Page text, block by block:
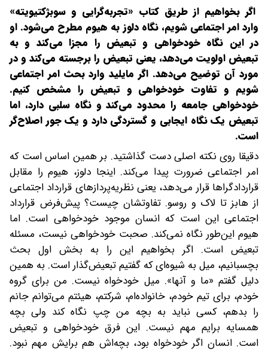
اگر بخواهیم از طریق کتاب «تجربه‌گرایی و سوبژکتیویته»
وارد امر اجتماعی شویم، نگاه دلوز به هیوم مطرح می‌شود. او
در این نگاه خودخواهی و تبعیض را مجزا می‌کند و به
تبعیض اولویت می‌دهد، یعنی تبعیض را برجسته می‌کند و در
مورد آن توضیح می‌دهد. اگر مایلید وارد بحث امر اجتماعی
شویم و تفاوت خودخواهی و تبعیض را مشخص کنیم.
خودخواهی جامعه را محدود می‌کند و نگاه سلبی دارد، اما
تبعیض یک نگاه ایجابی و گستردگی دارد و یک ‌جور اصلاح‌گر
است.
دقیقا روی نکته اصلی دست گذاشتید. بر همین اساس است که
امر اجتماعی ضرورت پیدا می‌کند. اینجا دلوز، هیوم را مقابل
قرارداد‌گراها قرار می‌دهد، یعنی نظریه‌پردازهای قرارداد اجتماعی
از هابز تا لاک و روسو. تفاوتشان چیست؟ پیش‌فرض قرارداد
اجتماعی این است که انسان موجود خودخواهی است. اما
هیوم این‌طور نگاه نمی‌کند. صحبت خودخواهی نیست، مسئله
تبعیض است. اگر بخواهیم این را به بخش اول بحث
بچسبانیم، میل به شیوه‌ای که گفتیم تبعیض‌گذار است. به همین
دلیل گفتم «ما و آنها». میل خودخواه نیست. من برای گروه
خودم، برای تیم خودم، خانواده‌ام، شرکتم، هیئتم می‌توانم جانم
را بدهم، کسی نباید به بچه من چپ نگاه کند ولی بچه
همسایه برایم مهم نیست. این فرق خودخواهی و تبعیض
است. انسان اگر خودخواه بود، بچه‌اش هم برایش مهم نبود.